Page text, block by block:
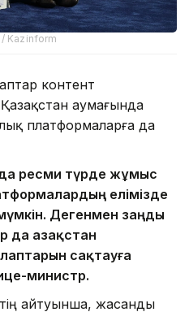
Kazinform
контент
аумағында
платформаларға да
ресми түрде жұмыс
елімізде
Дегенмен заңды
да Қазақстан
сақтауға
министр.
айтуынша, жасанды